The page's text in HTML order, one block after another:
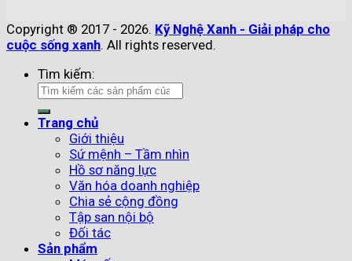
Copyright ® 2017 - 2026. Kỹ Nghệ Xanh - Giải pháp cho
cuộc sống xanh. All rights reserved.
Tìm kiếm:
Trang chủ
Giới thiệu
Sứ mệnh – Tầm nhìn
Hồ sơ năng lực
Văn hóa doanh nghiệp
Chia sẻ cộng đồng
Tập san nội bộ
Đối tác
Sản phẩm